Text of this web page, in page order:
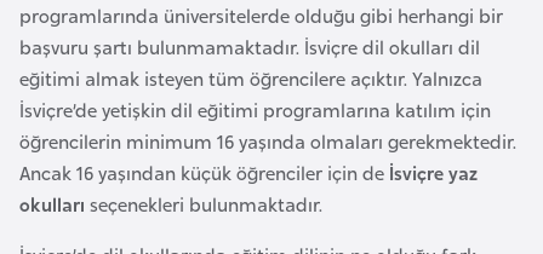
programlarında üniversitelerde olduğu gibi herhangi bir
başvuru şartı bulunmamaktadır. İsviçre dil okulları dil
eğitimi almak isteyen tüm öğrencilere açıktır. Yalnızca
İsviçre’de yetişkin dil eğitimi programlarına katılım için
öğrencilerin minimum 16 yaşında olmaları gerekmektedir.
Ancak 16 yaşından küçük öğrenciler için de İsviçre yaz
okulları seçenekleri bulunmaktadır.
Ç
e
k
C
u
m
h